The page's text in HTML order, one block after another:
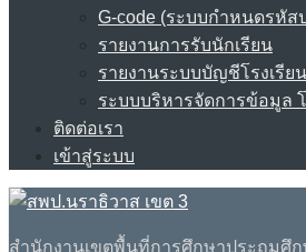
G-code (ระบบกำหนดรหัส
รายงานการรับนักเรียน
รายงานระบบบัญชีโรงเรียน
ระบบบริหารจัดการข้อมูล
ติดต่อเรา
เข้าสู่ระบบ
สำนักงานเขตพื้นที่การศึกษาประถมศึก